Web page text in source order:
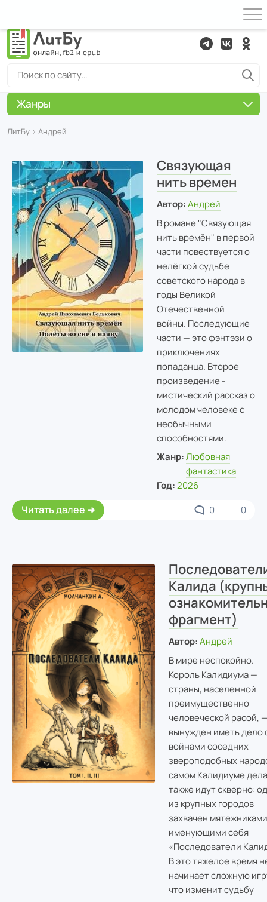
ЛитБу › Андрей
Связующая
нить времен
Автор: Андрей
В романе "Связующая
нить времён" в первой
части повествуется о
нелёгкой судьбе
советского народа в
годы Великой
Отечественной
войны. Последующие
части — это фэнтэзи о
приключениях
попаданца. Второе
произведение -
мистический рассказ о
молодом человеке с
необычными
способностями.
Жанр: Любовная
фантастика
Год: 2026
Читать далее 0 0
Калида
фрагмент)
Автор: Андрей
В мире неспокойно.
Король Калидиума —
страны, населенной
преимущественно
человеческой расой,
вынужден иметь дело
войнами соседних
звероподобных
самом Калидиуме дела
также идут скверно:
из крупных городов
захвачен
именующими себя
«Последователи
В это тяжелое время
начинает сложную
что изменит судьбу
Жанры